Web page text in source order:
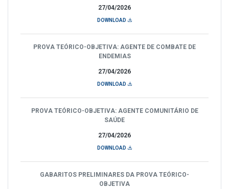
27/04/2026
DOWNLOAD
27/04/2026
PROVA TEÓRICO-OBJETIVA: AGENTE DE COMBATE DE
ENDEMIAS
DOWNLOAD
27/04/2026
PROVA TEÓRICO-OBJETIVA: AGENTE COMUNITÁRIO DE
SAÚDE
DOWNLOAD
GABARITOS PRELIMINARES DA PROVA TEÓRICO-
OBJETIVA